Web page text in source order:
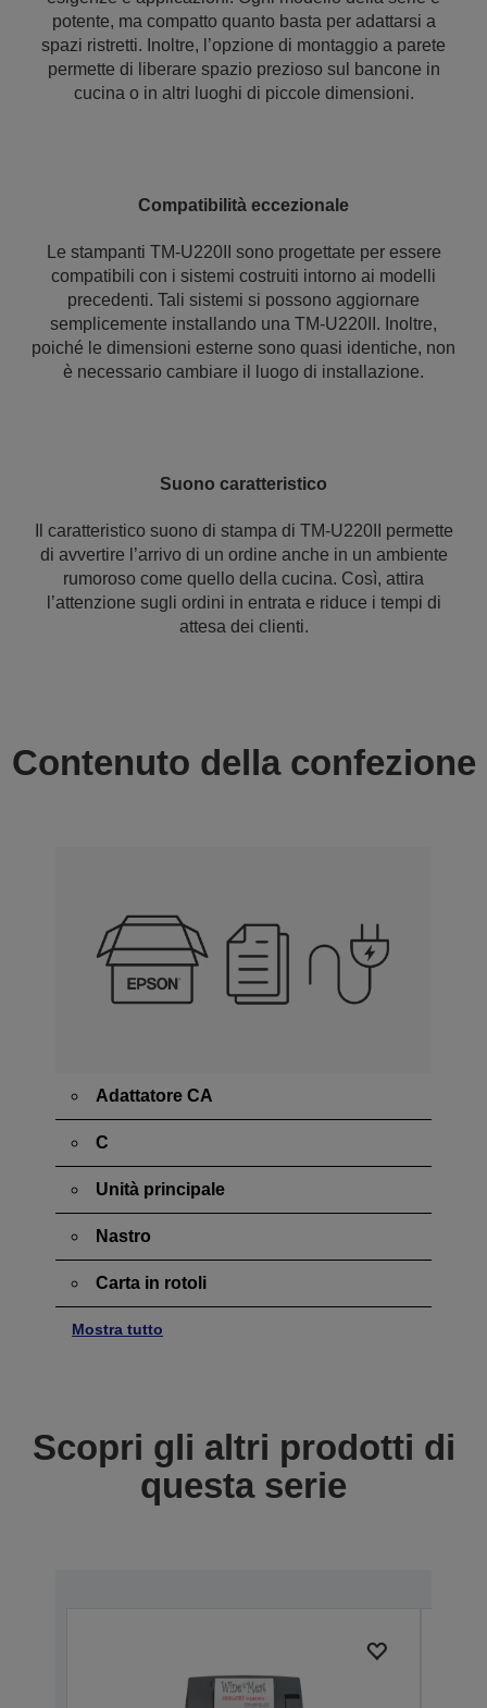
potente, ma compatto quanto basta per adattarsi a
spazi ristretti. Inoltre, l’opzione di montaggio a parete
permette di liberare spazio prezioso sul bancone in
cucina o in altri luoghi di piccole dimensioni.
Compatibilità eccezionale
Le stampanti TM-U220II sono progettate per essere
compatibili con i sistemi costruiti intorno ai modelli
precedenti. Tali sistemi si possono aggiornare
semplicemente installando una TM-U220II. Inoltre,
poiché le dimensioni esterne sono quasi identiche, non
è necessario cambiare il luogo di installazione.
Suono caratteristico
Il caratteristico suono di stampa di TM-U220II permette
di avvertire l’arrivo di un ordine anche in un ambiente
rumoroso come quello della cucina. Così, attira
l’attenzione sugli ordini in entrata e riduce i tempi di
attesa dei clienti.
Contenuto della confezione
Adattatore CA
C
Unità principale
Nastro
Carta in rotoli
Mostra tutto
Scopri gli altri prodotti di
questa serie